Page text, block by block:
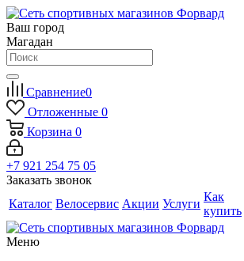
Ваш город
Магадан
Сравнение0
Отложенные 0
Корзина 0
+7 921 254 75 05
Заказать звонок
Каталог Велосервис Акции Услуги
Как
купить
Меню